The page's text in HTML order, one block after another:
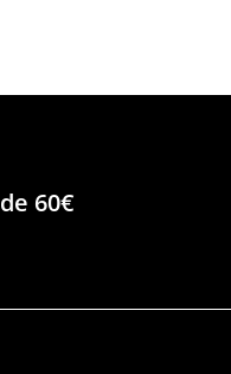
60€